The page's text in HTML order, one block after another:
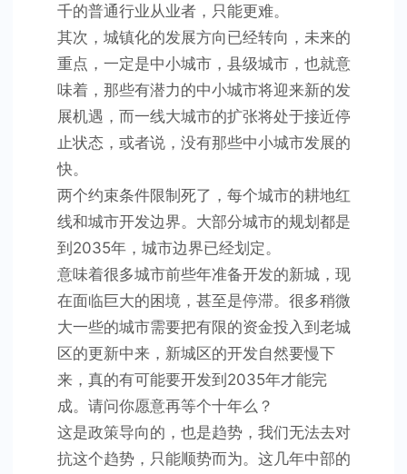
千的普通行业从业者，只能更难。
其次，城镇化的发展方向已经转向，未来的
重点，一定是中小城市，县级城市，也就意
味着，那些有潜力的中小城市将迎来新的发
展机遇，而一线大城市的扩张将处于接近停
止状态，或者说，没有那些中小城市发展的
快。
两个约束条件限制死了，每个城市的耕地红
线和城市开发边界。大部分城市的规划都是
到2035年，城市边界已经划定。
意味着很多城市前些年准备开发的新城，现
在面临巨大的困境，甚至是停滞。很多稍微
大一些的城市需要把有限的资金投入到老城
区的更新中来，新城区的开发自然要慢下
来，真的有可能要开发到2035年才能完
成。请问你愿意再等个十年么？
这是政策导向的，也是趋势，我们无法去对
抗这个趋势，只能顺势而为。这几年中部的